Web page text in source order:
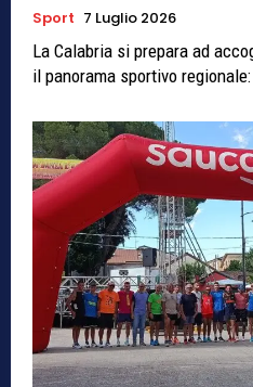
Sport 7 Luglio 2026
La Calabria si prepara ad
il panorama sportivo